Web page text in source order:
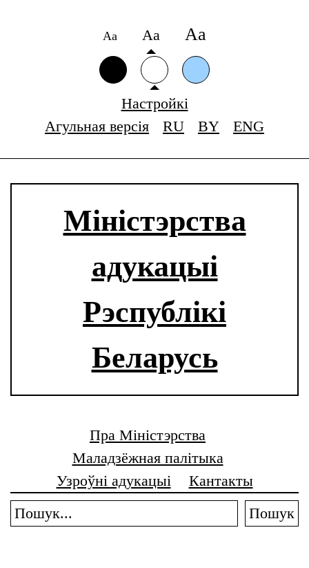
Аа Аа Аа
Настройкі
Агульная версія
RU BY ENG
Міністэрства
адукацыі
Рэспублікі
Беларусь
Пра Міністэрства
Маладзёжная палітыка
Узроўні адукацыі
Кантакты
Пошук